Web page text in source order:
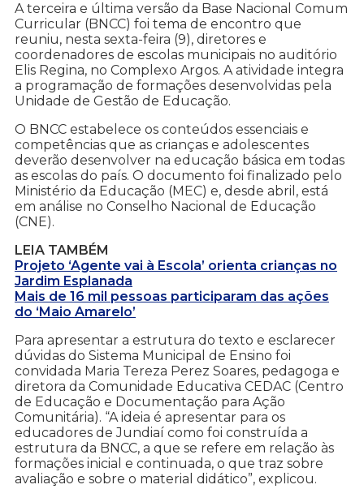
A terceira e última versão da Base Nacional Comum
Curricular (BNCC) foi tema de encontro que
reuniu, nesta sexta-feira (9), diretores e
coordenadores de escolas municipais no auditório
Elis Regina, no Complexo Argos. A atividade integra
a programação de formações desenvolvidas pela
Unidade de Gestão de Educação.
O BNCC estabelece os conteúdos essenciais e
competências que as crianças e adolescentes
deverão desenvolver na educação básica em todas
as escolas do país. O documento foi finalizado pelo
Ministério da Educação (MEC) e, desde abril, está
em análise no Conselho Nacional de Educação
(CNE).
LEIA TAMBÉM
Projeto ‘Agente vai à Escola’ orienta crianças no
Jardim Esplanada
Mais de 16 mil pessoas participaram das ações
do ‘Maio Amarelo’
Para apresentar a estrutura do texto e esclarecer
dúvidas do Sistema Municipal de Ensino foi
convidada Maria Tereza Perez Soares, pedagoga e
diretora da Comunidade Educativa CEDAC (Centro
de Educação e Documentação para Ação
Comunitária). “A ideia é apresentar para os
educadores de Jundiaí como foi construída a
estrutura da BNCC, a que se refere em relação às
formações inicial e continuada, o que traz sobre
avaliação e sobre o material didático”, explicou.